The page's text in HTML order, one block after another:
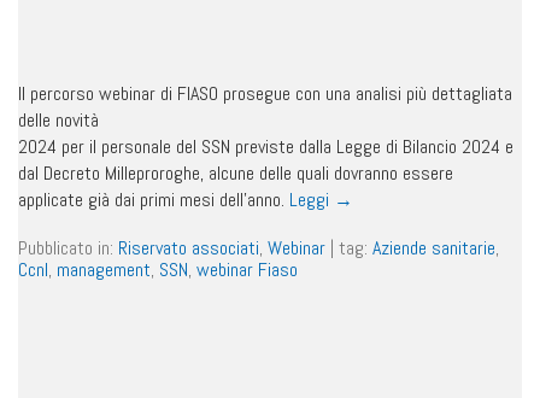
Il percorso webinar di FIASO prosegue con una analisi più dettagliata
delle novità
2024 per il personale del SSN previste dalla Legge di Bilancio 2024 e
dal Decreto Milleproroghe, alcune delle quali dovranno essere
applicate già dai primi mesi dell’anno. Leggi →
Pubblicato in: Riservato associati, Webinar | tag: Aziende sanitarie,
Ccnl, management, SSN, webinar Fiaso